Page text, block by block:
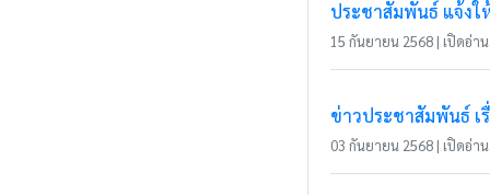
ประชาสัมพันธ์ แจ้งใ
15 กันยายน 2568 | เปิดอ่า
ข่าวประชาสัมพันธ์ เ
03 กันยายน 2568 | เปิดอ่า